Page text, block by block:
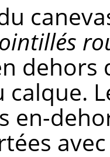
dehors
calque.
en-